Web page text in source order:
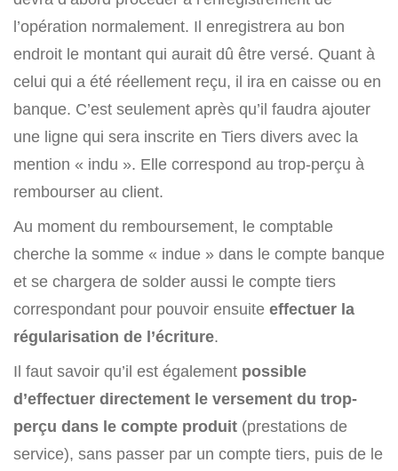
l’opération normalement. Il enregistrera au bon
endroit le montant qui aurait dû être versé. Quant à
celui qui a été réellement reçu, il ira en caisse ou en
banque. C’est seulement après qu’il faudra ajouter
une ligne qui sera inscrite en Tiers divers avec la
mention « indu ». Elle correspond au trop-perçu à
rembourser au client.
Au moment du remboursement, le comptable
cherche la somme « indue » dans le compte banque
et se chargera de solder aussi le compte tiers
correspondant pour pouvoir ensuite effectuer la
régularisation de l’écriture.
Il faut savoir qu’il est également possible
d’effectuer directement le versement du trop-
perçu dans le compte produit (prestations de
service), sans passer par un compte tiers, puis de le